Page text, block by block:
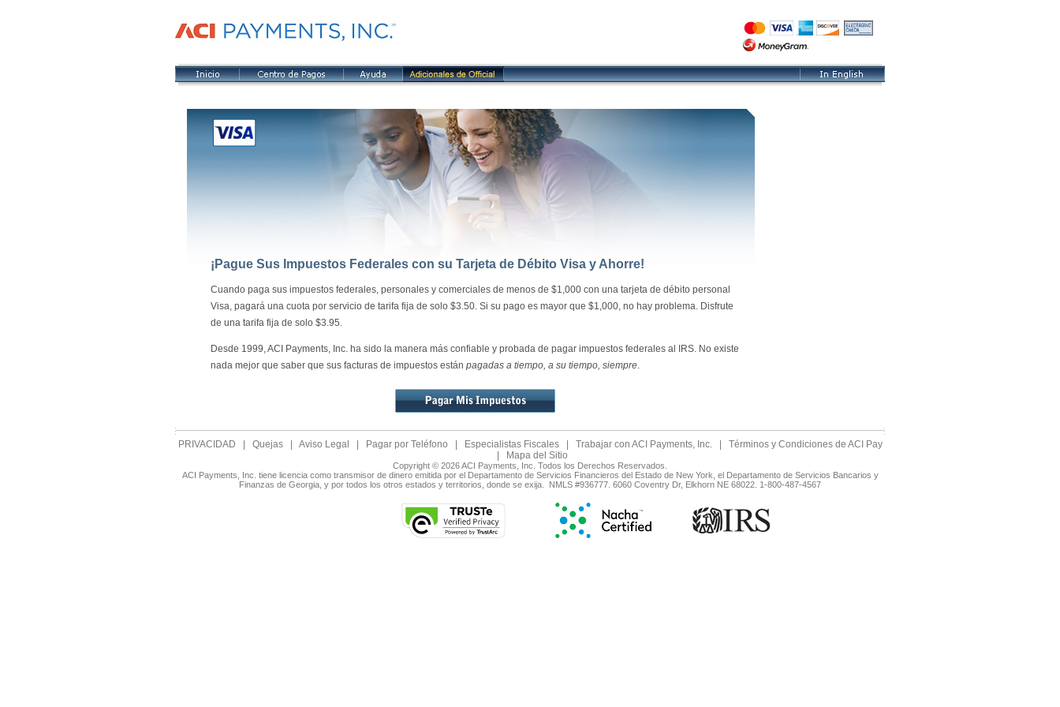
¡Pague Sus Impuestos Federales con su Tarjeta de Débito Visa y Ahorre!
Cuando paga sus impuestos federales, personales y comerciales de menos de $1,000 con una tarjeta de débito personal
Visa, pagará una cuota por servicio de tarifa fija de solo $3.50. Si su pago es mayor que $1,000, no hay problema. Disfrute
de una tarifa fija de solo $3.95.
Desde 1999, ACI Payments, Inc. ha sido la manera más confiable y probada de pagar impuestos federales al IRS. No existe
nada mejor que saber que sus facturas de impuestos están pagadas a tiempo, a su tiempo, siempre.
PRIVACIDAD Quejas Aviso Legal Pagar por Teléfono Especialistas Fiscales Trabajar con ACI Payments, Inc.
Términos y Condiciones de ACI Pay
Mapa del Sitio
Copyright © 2026 ACI Payments, Inc. Todos los Derechos Reservados.
ACI Payments, Inc. tiene licencia como transmisor de dinero emitida por el Departamento de Servicios Financieros del Estado de New York, el Departamento de Servicios Bancarios y
Finanzas de Georgia, y por todos los otros estados y territorios, donde se exija. NMLS #936777. 6060 Coventry Dr, Elkhorn NE 68022. 1-800-487-4567